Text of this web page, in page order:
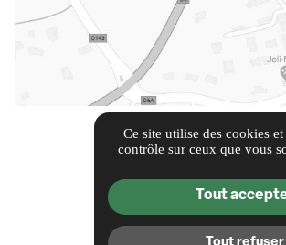
ENTREPRISE DU GROUPE
Ce site utilise des cookies
contrôle sur ceux que vous
Tout